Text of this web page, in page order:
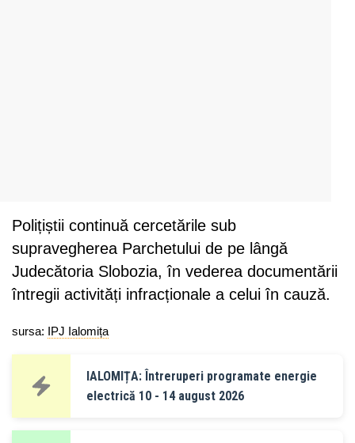
Polițiștii continuă cercetările sub
supravegherea Parchetului de pe lângă
Judecătoria Slobozia, în vederea documentării
întregii activități infracționale a celui în cauză.
sursa: IPJ Ialomița
IALOMIȚA: Întreruperi programate energie
electrică 10 - 14 august 2026